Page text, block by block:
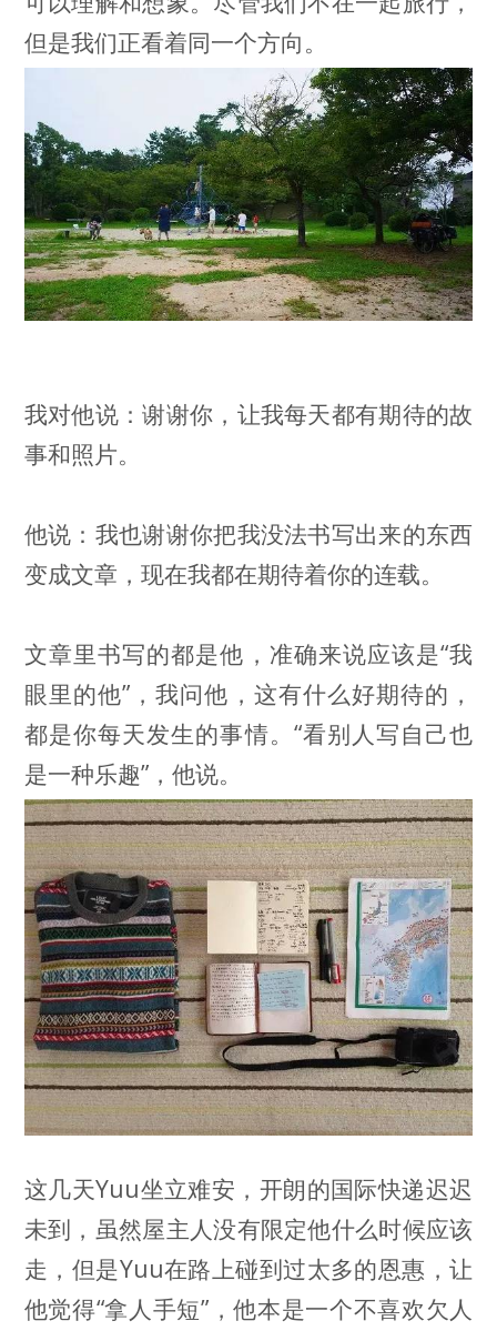
但是我们正看着同一个方向。
我对他说：谢谢你，让我每天都有期待的故
事和照片。
他说：我也谢谢你把我没法书写出来的东西
变成文章，现在我都在期待着你的连载。
文章里书写的都是他，准确来说应该是“我
眼里的他”，我问他，这有什么好期待的，
都是你每天发生的事情。“看别人写自己也
是一种乐趣”，他说。
这几天Yuu坐立难安，开朗的国际快递迟迟
未到，虽然屋主人没有限定他什么时候应该
走，但是Yuu在路上碰到过太多的恩惠，让
他觉得“拿人手短”，他本是一个不喜欢欠人